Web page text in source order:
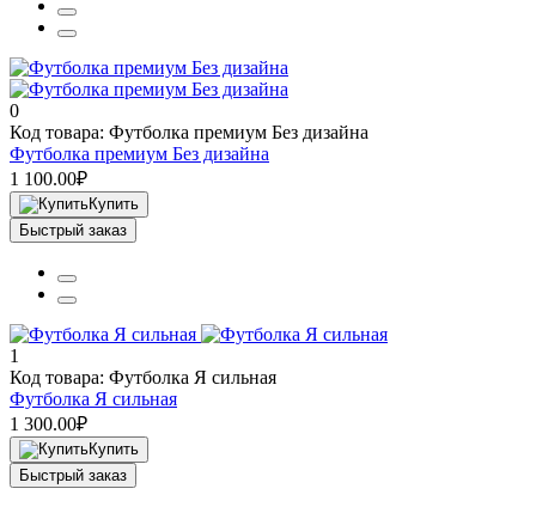
0
Код товара: Футболка премиум Без дизайна
Футболка премиум Без дизайна
1 100.00₽
Купить
Быстрый заказ
1
Код товара: Футболка Я сильная
Футболка Я сильная
1 300.00₽
Купить
Быстрый заказ